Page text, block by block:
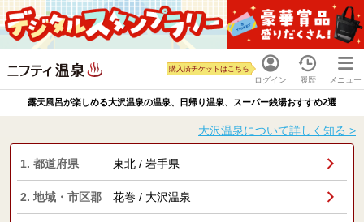
ログイン
購入済チケットはこちら
履歴 メニュー
露天風呂が楽しめる大沢温泉の温泉、日帰り温泉、スーパー銭湯おすすめ2選
大沢温泉について詳しく知る >
1. 都道府県 東北 / 岩手県
2. 地域・市区郡 花巻 / 大沢温泉